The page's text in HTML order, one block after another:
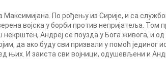
По рођењу из Сирије, и са
војска у борби против непријатеља. Том
Андреј се поузда у Бога живога, и
да ако буду сви призвали у помоћ јединог
њих. И заиста сви војници, одушевљени и